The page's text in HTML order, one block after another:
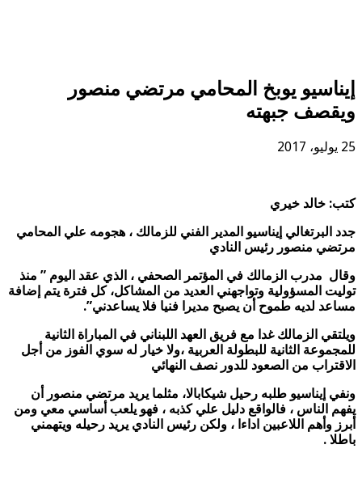
إيناسيو يوبخ المحامي مرتضي منصور
ويقصف جبهته
25 يوليو، 2017
كتب: خالد خيري
جدد البرتغالي إيناسيو المدير الفني للزمالك ، هجومه علي المحامي
مرتضي منصور رئيس النادي
وقال مدرب الزمالك في المؤتمر الصحفي ، الذي عقد اليوم ” منذ
توليت المسؤولية وتواجهني العديد من المشاكل، كل فترة يتم إضافة
مساعد لديه طموح أن يصبح مديرا فنيا فلا يساعدني”.
ويلتقي الزمالك غدا مع فريق العهد اللبناني في المباراة الثانية
للمجموعة الثانية للبطولة العربية ،ولا خيار له سوي الفوز من أجل
الاقتراب من الصعود للدور نصف النهائي
ونفي إيناسيو طلبه رحيل شيكابالا، مثلما يريد مرتضي منصور أن
يفهم الناس ، فالواقع دليل علي كذبه ، فهو يلعب أساسي معي ومن
أبرز وأهم اللاعبين اداءا ، ولكن رئيس النادي يريد رحيله ويتهمني
باطلا .